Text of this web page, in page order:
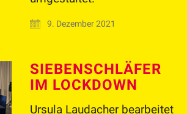
9. Dezember 2021
SIEBENSCHLÄFER
IM LOCKDOWN
Ursula Laudacher bearbeitet